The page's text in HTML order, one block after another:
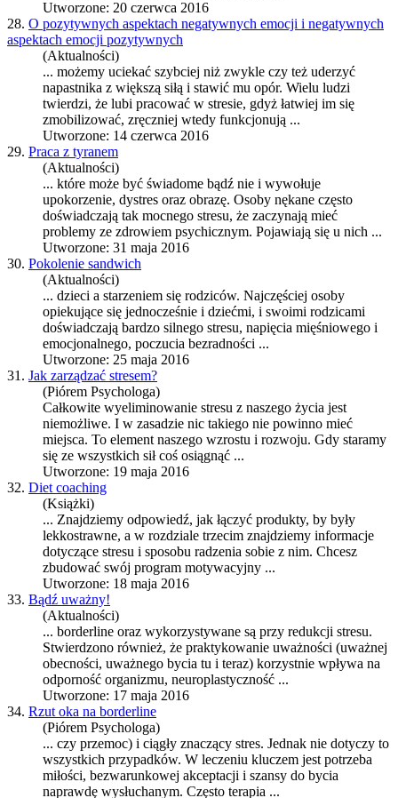
Utworzone: 20 czerwca 2016
28. O pozytywnych aspektach negatywnych emocji i negatywnych
aspektach emocji pozytywnych
(Aktualności)
... możemy uciekać szybciej niż zwykle czy też uderzyć
napastnika z większą siłą i stawić mu opór. Wielu ludzi
twierdzi, że lubi pracować w stresie, gdyż łatwiej im się
zmobilizować, zręczniej wtedy funkcjonują ...
Utworzone: 14 czerwca 2016
29. Praca z tyranem
(Aktualności)
... które może być świadome bądź nie i wywołuje
upokorzenie, dystres oraz obrazę. Osoby nękane często
doświadczają tak mocnego stresu, że zaczynają mieć
problemy ze zdrowiem psychicznym. Pojawiają się u nich ...
Utworzone: 31 maja 2016
30. Pokolenie sandwich
(Aktualności)
... dzieci a starzeniem się rodziców. Najczęściej osoby
opiekujące się jednocześnie i dziećmi, i swoimi rodzicami
doświadczają bardzo silnego stresu, napięcia mięśniowego i
emocjonalnego, poczucia bezradności ...
Utworzone: 25 maja 2016
31. Jak zarządzać stresem?
(Piórem Psychologa)
Całkowite wyeliminowanie stresu z naszego życia jest
niemożliwe. I w zasadzie nic takiego nie powinno mieć
miejsca. To element naszego wzrostu i rozwoju. Gdy staramy
się ze wszystkich sił coś osiągnąć ...
Utworzone: 19 maja 2016
32. Diet coaching
(Książki)
... Znajdziemy odpowiedź, jak łączyć produkty, by były
lekkostrawne, a w rozdziale trzecim znajdziemy informacje
dotyczące stresu i sposobu radzenia sobie z nim. Chcesz
zbudować swój program motywacyjny ...
Utworzone: 18 maja 2016
33. Bądź uważny!
(Aktualności)
... borderline oraz wykorzystywane są przy redukcji stresu.
Stwierdzono również, że praktykowanie uważności (uważnej
obecności, uważnego bycia tu i teraz) korzystnie wpływa na
odporność organizmu, neuroplastyczność ...
Utworzone: 17 maja 2016
34. Rzut oka na borderline
(Piórem Psychologa)
... czy przemoc) i ciągły znaczący stres. Jednak nie dotyczy to
wszystkich przypadków. W leczeniu kluczem jest potrzeba
miłości, bezwarunkowej akceptacji i szansy do bycia
naprawdę wysłuchanym. Często terapia ...